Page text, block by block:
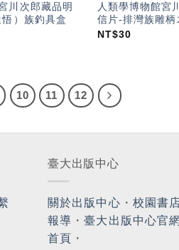
川次郎藏品明
）族釣具盒
人類學博物館宮
信片-排灣族雕柄
NT$30
10 11 12
臺大出版中心
關於出版中心 ・ 校園書
報導 ・臺大出版中心官網
首頁 ・